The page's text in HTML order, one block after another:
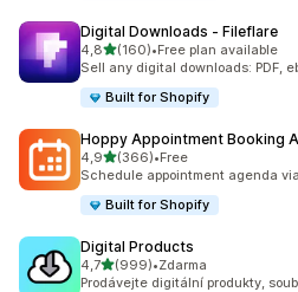
Digital Downloads ‑ Fileflare
4,8z 5 hvězd
(160)
Celkový počet recenzí: 160
•Free plan available
Sell any digital downloads: PDF,
Built for Shopify
Hoppy Appointment Booking
4,9z 5 hvězd
(366)
Celkový počet recenzí: 366
•Free
Schedule appointment agenda
Built for Shopify
Digital Products
4,7z 5 hvězd
(999)
Celkový počet recenzí: 999
•Zdarma
Prodávejte digitální produkty,